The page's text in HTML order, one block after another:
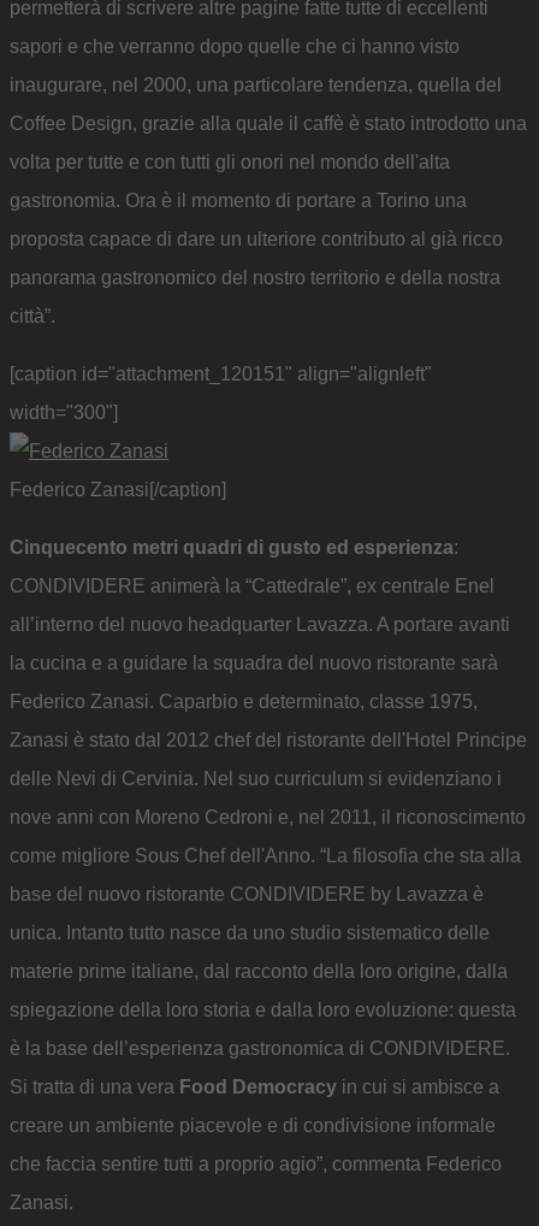
permetterà di scrivere altre pagine fatte tutte di eccellenti
sapori e che verranno dopo quelle che ci hanno visto
inaugurare, nel 2000, una particolare tendenza, quella del
Coffee Design, grazie alla quale il caffè è stato introdotto una
volta per tutte e con tutti gli onori nel mondo dell'alta
gastronomia. Ora è il momento di portare a Torino una
proposta capace di dare un ulteriore contributo al già ricco
panorama gastronomico del nostro territorio e della nostra
città”.
[caption id="attachment_120151" align="alignleft"
width="300"]
Federico Zanasi[/caption]
Cinquecento metri quadri di gusto ed esperienza:
CONDIVIDERE animerà la “Cattedrale”, ex centrale Enel
all’interno del nuovo headquarter Lavazza. A portare avanti
la cucina e a guidare la squadra del nuovo ristorante sarà
Federico Zanasi. Caparbio e determinato, classe 1975,
Zanasi è stato dal 2012 chef del ristorante dell'Hotel Principe
delle Nevi di Cervinia. Nel suo curriculum si evidenziano i
nove anni con Moreno Cedroni e, nel 2011, il riconoscimento
come migliore Sous Chef dell'Anno. “La filosofia che sta alla
base del nuovo ristorante CONDIVIDERE by Lavazza è
unica. Intanto tutto nasce da uno studio sistematico delle
materie prime italiane, dal racconto della loro origine, dalla
spiegazione della loro storia e dalla loro evoluzione: questa
è la base dell’esperienza gastronomica di CONDIVIDERE.
Si tratta di una vera Food Democracy in cui si ambisce a
creare un ambiente piacevole e di condivisione informale
che faccia sentire tutti a proprio agio”, commenta Federico
Zanasi.